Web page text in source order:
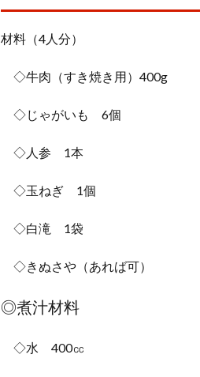
材料（4人分）
◇牛肉（すき焼き用）400g
◇じゃがいも 6個
◇人参 1本
◇玉ねぎ 1個
◇白滝 1袋
◇きぬさや（あれば可）
◎煮汁材料
◇水 400㏄